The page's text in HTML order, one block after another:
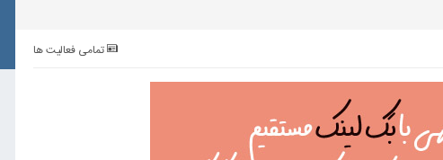
تمامی فعالیت ها